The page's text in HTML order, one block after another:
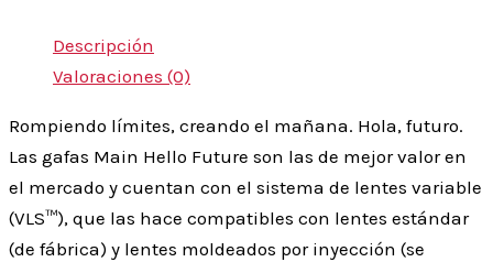
Descripción
Valoraciones (0)
Rompiendo límites, creando el mañana. Hola, futuro.
Las gafas Main Hello Future son las de mejor valor en
el mercado y cuentan con el sistema de lentes variable
(VLS™), que las hace compatibles con lentes estándar
(de fábrica) y lentes moldeados por inyección (se